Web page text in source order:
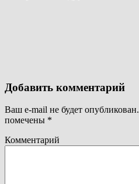
Добавить комментарий
Ваш e-mail не будет опубликован.
помечены *
Комментарий